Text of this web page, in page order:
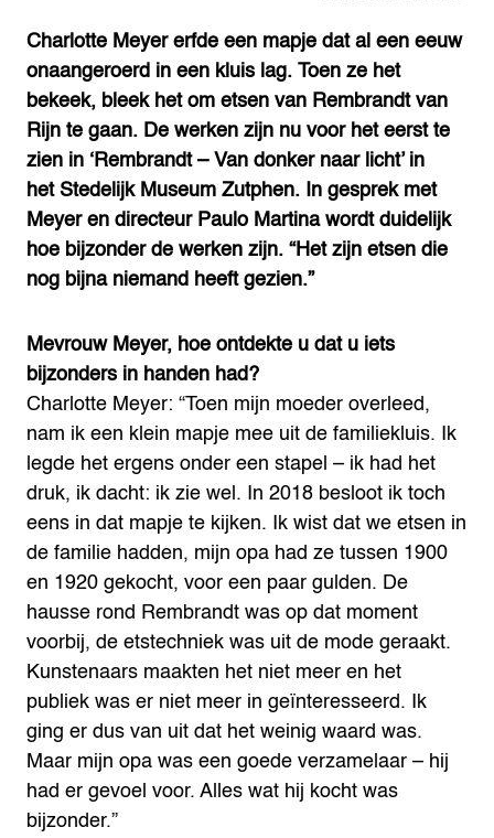
Charlotte Meyer erfde een mapje dat al een eeuw
onaangeroerd in een kluis lag. Toen ze het
bekeek, bleek het om etsen van Rembrandt van
Rijnte gaan. De werken zijn nu voor het eerst te
zien in ‘Rembrandt – Van donker naar licht’ in
hetStedelijk Museum Zutphen. In gesprek met
Meyer en directeur Paulo Martina wordt duidelijk
hoe bijzonder de werken zijn. “Het zijn etsen die
nog bijna niemand heeft gezien.”
Mevrouw Meyer, hoe ontdekte u dat u iets
bijzonders in handen had?
Charlotte Meyer: “Toen mijn moeder overleed,
nam ik een klein mapje mee uit de familiekluis. Ik
legde het ergens onder een stapel – ik had het
druk, ik dacht: ik zie wel. In 2018 besloot ik toch
eens in dat mapje te kijken. Ik wist dat we etsen in
de familie hadden, mijn opa had ze tussen 1900
en 1920 gekocht, voor een paar gulden. De
hausse rond Rembrandt was op dat moment
voorbij, de etstechniek was uit de mode geraakt.
Kunstenaars maakten het niet meer en het
publiek was er niet meer in geïnteresseerd. Ik
ging er dus van uit dat het weinig waard was.
Maar mijn opa was een goede verzamelaar – hij
had er gevoel voor. Alles wat hij kocht was
bijzonder.”